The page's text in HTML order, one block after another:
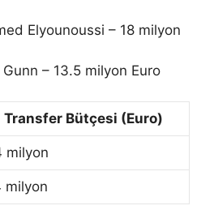
Elyounoussi – 18 milyon
– 13.5 milyon Euro
Transfer Bütçesi (Euro)
milyon
milyon